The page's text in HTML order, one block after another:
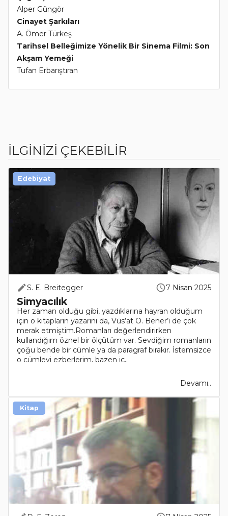
Alper Güngör
Cinayet Şarkıları
A. Ömer Türkeş
Tarihsel Belleğimize Yönelik Bir Sinema Filmi: Son
Akşam Yemeği
Tufan Erbarıştıran
İLGİNİZİ ÇEKEBİLİR
S. E. Breitegger 7 Nisan 2025
Simyacılık
Her zaman olduğu gibi, yazdıklarına hayran olduğum
için o kitapların yazarını da, Vüs’at O. Bener’i de çok
merak etmiştim.Romanları değerlendirirken
kullandığım öznel bir ölçütüm var. Sevdiğim romanların
çoğu bende bir cümle ya da paragraf bırakır. İstemsizce
o cümleyi ezberlerim, bazen iç..
Devamı..
Edebiyat
Kitap